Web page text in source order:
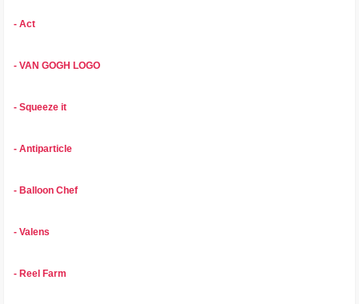
- Act
- VAN GOGH LOGO
- Squeeze it
- Antiparticle
- Balloon Chef
- Valens
- Reel Farm